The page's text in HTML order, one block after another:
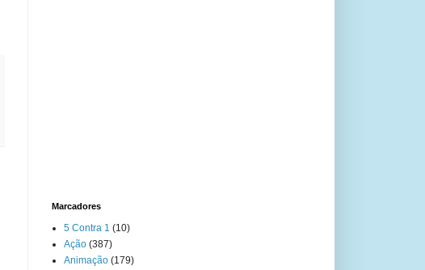
Marcadores
5 Contra 1 (10)
Ação (387)
Animação (179)